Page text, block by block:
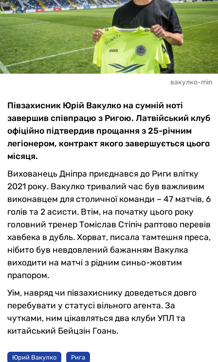
вакулко-min
Півзахисник Юрій Вакулко на сумній ноті
завершив співпрацю з Ригою. Латвійський клуб
офіційно підтвердив прощання з 25-річним
легіонером, контракт якого завершується цього
місяця.
Вихованець Дніпра приєднався до Риги влітку
2021 року. Вакулко тривалий час був важливим
виконавцем для столичної команди – 47 матчів, 6
голів та 2 асисти. Втім, на початку цього року
головний тренер Томіслав Стіпіч раптово перевів
хавбека в дубль. Хорват, писала тамтешня преса,
нібито був невдовлений бажанням Вакулка
виходити на матчі з рідним синьо-жовтим
прапором.
Уім, навряд чи півзахиснику доведеться довго
перебувати у статусі вільного агента. За
чутками, ним цікавляться два клуби УПЛ та
китайський Бейцзін Гоань.
Юрий Вакулко Рига